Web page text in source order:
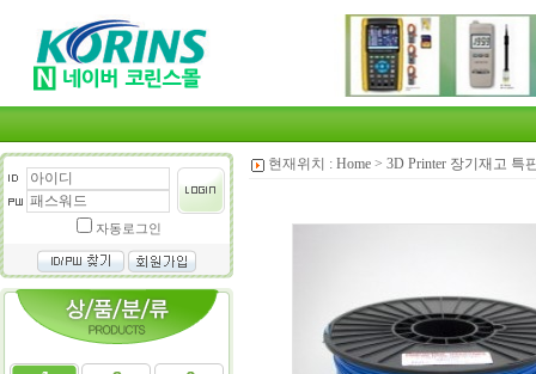
자동로그인
현재위치 : Home > 3D Printer 장기재고 특